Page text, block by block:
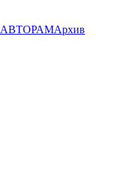
АВТОРАМАрхив